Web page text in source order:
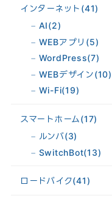
インターネット (41)
AI(2)
WEBアプリ (5)
WordPress(7)
WEBデザイン(10)
Wi-Fi(19)
スマートホーム(17)
ルンバ(3)
SwitchBot(13)
ロードバイク(41)